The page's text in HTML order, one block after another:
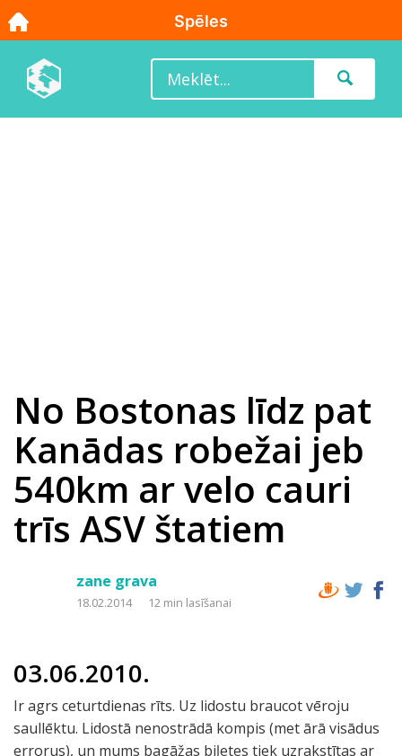
No Bostonas līdz pat
Kanādas robežai jeb
540km ar velo cauri
trīs ASV štatiem
zane grava
18.02.2014 12 min lasīšanai
03.06.2010.
Ir agrs ceturtdienas rīts. Uz lidostu braucot vēroju
saullēktu. Lidostā nenostrādā kompis (met ārā visādus
errorus), un mums bagāžas biļetes tiek uzrakstītas ar